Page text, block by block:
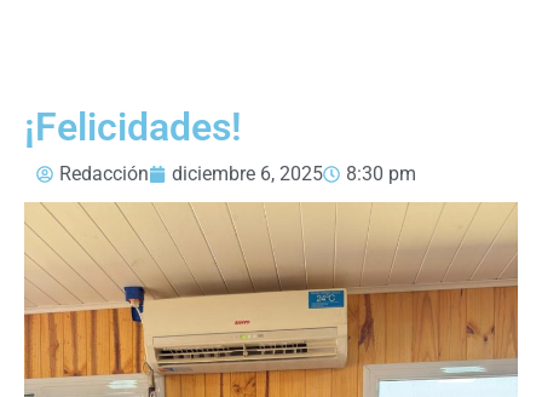
¡Felicidades!
Redacción diciembre 6, 2025 8:30 pm